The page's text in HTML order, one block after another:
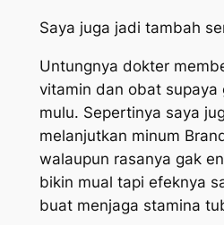
Saya juga jadi tambah
Untungnya dokter
vitamin dan obat supaya
mulu. Sepertinya saya
melanjutkan minum
walaupun rasanya gak
bikin mual tapi efeknya
buat menjaga stamina